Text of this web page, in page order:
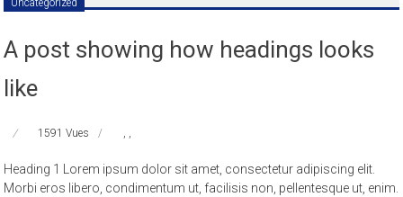
Uncategorized
A post showing how headings looks
like
1591 Vues , ,
Heading 1 Lorem ipsum dolor sit amet, consectetur adipiscing elit.
Morbi eros libero, condimentum ut, facilisis non, pellentesque ut, enim.